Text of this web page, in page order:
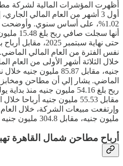
أظهرت المؤشرات المالية لشركة
أول 3 أشهر من العام المالي
1.02%، على أساس سنوي.
أنها
نفس الفترة من العام المالي
جنيه، مقابل 85.87
الماضي. يشار إلي أن مطاحن
مقابل 55.53 مليون جنيه
مليون جنيه، مقابل 304.8 مليون جنيه خلال العام المالي السابق له.
أرباح مطاحن شمال القاهرة تهبط 35% خلال الربع